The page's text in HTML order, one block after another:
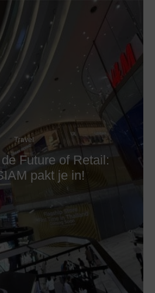
Travel
Future of Retail:
pakt je in!